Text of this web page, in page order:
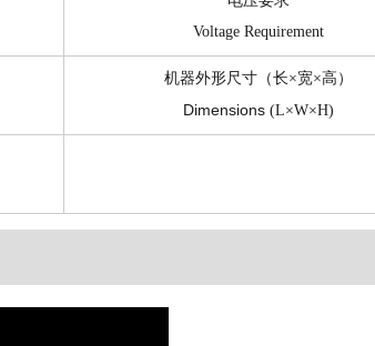
Voltage Requirement
机器外形尺寸（长×宽×高）
Dimensions (L×W×H)